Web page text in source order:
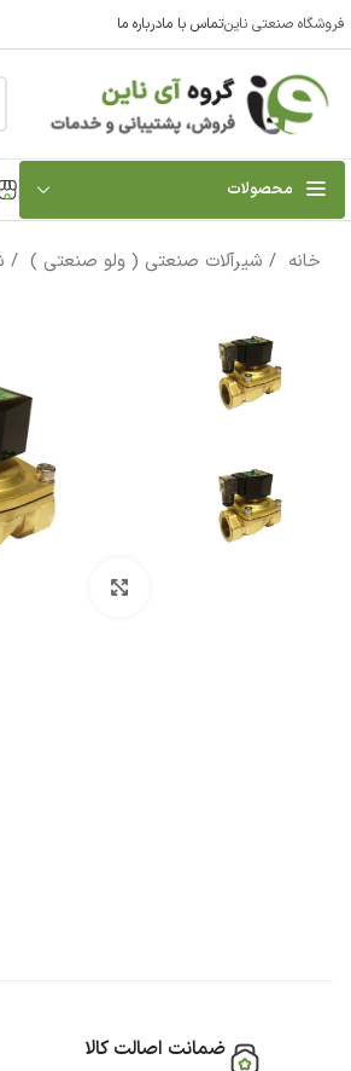
فروشگاه صنعتی ناینتماس با مادرباره ما
محصولات
خانه شیرآلات صنعتی ( ولو صنعتی )
ضمانت اصالت کالا